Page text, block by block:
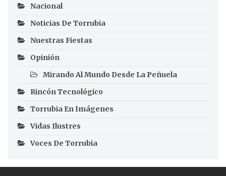
Nacional
Noticias De Torrubia
Nuestras Fiestas
Opinión
Mirando Al Mundo Desde La Peñuela
Rincón Tecnológico
Torrubia En Imágenes
Vidas Ilustres
Voces De Torrubia